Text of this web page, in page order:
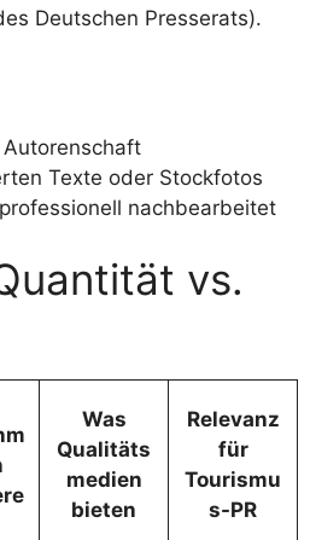
Deutschen Presserats).
Texte oder Stockfotos
nachbearbeitet
vs.
Was
Qualitäts
medien
bieten
Relevanz
für
Tourismu
s-PR